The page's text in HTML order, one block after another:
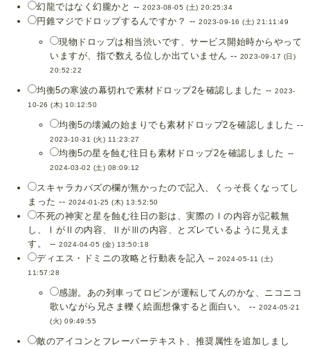
幻龍ではなく幻朧かと --2023-08-05 (土) 20:25:34
円錐マジでドロップするんですか？ --2023-09-16 (土) 21:11:49
現物ドロップは相当渋いです、サービス開始時からやって
いますが、指で数える位しか出ていません -- 2023-09-17 (日)
20:52:22
均衡5の寒波の幕切れで素材ドロップ2を確認しました --2023-
10-26 (木) 10:12:50
均衡5の壊滅の始まりでも素材ドロップ2を確認しました --
2023-10-31 (火) 11:23:27
均衡5の星を蝕む往日も素材ドロップ2を確認しました --
2024-03-02 (土) 08:09:12
スキャラカバズの欄が無かったので記入、くっそ長くなってし
まった -- 2024-01-25 (木) 13:52:50
不死の神実と星を蝕む往日の影は、実際のⅠの内容が記載無
し、ⅠがⅡの内容、ⅡがⅢの内容、とズレているように見えま
す。 --2024-04-05 (金) 13:50:18
ディエス・ドミニの攻略と行動表を記入 --2024-05-11 (土)
11:57:28
感謝。あの列車ってロビンが運転してんのかな、ニコニコ
歌いながら兄さま轢く絵面想像すると面白い。 -- 2024-05-21
(火) 09:49:55
敵のアイコンとフレーバーテキスト、推奨属性を追加しまし